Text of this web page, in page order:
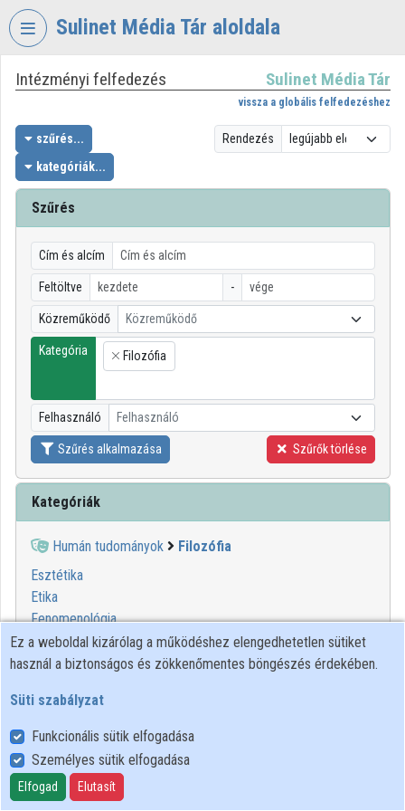
Fejléc kihagyása
Sulinet Média Tár aloldala
VIDEOTORIUM
SULINET
MÉDIA
TÁR
Intézményi kezdőlap
Bejelentkezés
Intézményi felfedezés
Kategóriák
Intézményi listák
Intézmények
Közreműködők
Intézményi felfedezés Sulinet Média Tár
vissza a globális felfedezéshez
szűrés...
kategóriák...
Rendezés
Szűrés
Cím és alcím
Feltöltve -
Közreműködő Közreműködő
Kategória
×
Filozófia
Felhasználó Felhasználó
Szűrés alkalmazása Szűrők törlése
Kategóriák
Humán tudományok
Filozófia
Esztétika
Etika
Fenomenológia
Filozófiai antropológia
Ismeretelmélet
Logika
Metafizika
Szisztematikus filozófia
Tudományfilozófia
Ez a weboldal kizárólag a működéshez elengedhetetlen sütiket
használ a biztonságos és zökkenőmentes böngészés érdekében.
Süti szabályzat
Funkcionális sütik elfogadása
Személyes sütik elfogadása
Elfogad Elutasít